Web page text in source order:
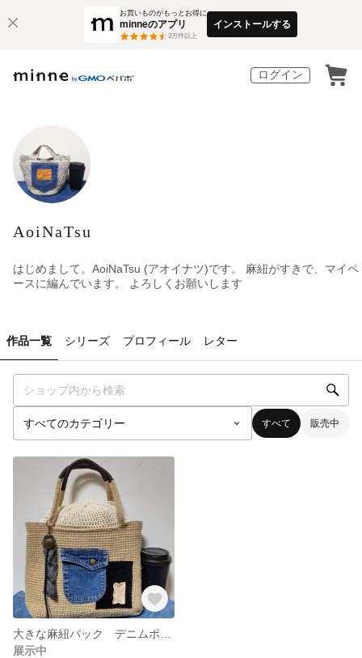
お買いものがもっとお得に
minneのアプリ
3万件以上
インストールする
ログイン
AoiNaTsu
はじめまして。AoiNaTsu (アオイナツ)です。 麻紐がすきで、マイペ
ースに編んでいます。 よろしくお願いします
作品一覧 シリーズ プロフィール レター
すべて 販売中
展示中